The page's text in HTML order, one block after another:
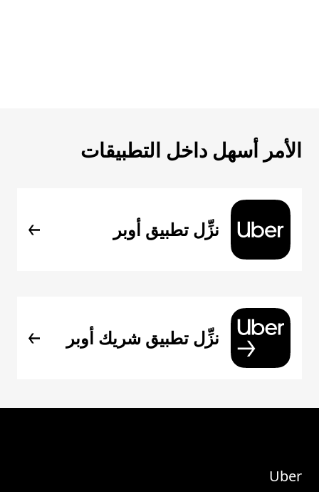
الأمر أسهل داخل التطبيقات
نزِّل تطبيق أوبر
نزِّل تطبيق شريك أوبر
Uber